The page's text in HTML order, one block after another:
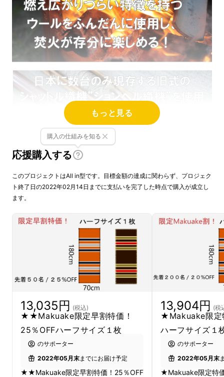
何年先も愛したい、本物のブ
ランケットを。
リビングで、キャンプの焚火に、テント泊の際
に、ドライブ中の車の中で。いろんな場面にあ
ると活躍する本物のウールブランケットの好評
第二弾です。2タイプのサイズ、2カラー展開
です
もっと見る
応援購入する
購入の仕組みを知る
このプロジェクトはAll in型です。目標金額の達成に関わらず、プロジェク
ト終了日の2022年02月14日までに支払いを完了した時点で購入が成立し
ます。
13,035円 (税込)
★★Makuake限定早割特価！
25％OFFハーフサイズ１枚
のサポーター
2022年05月末までにお届け予定
★★Makuake限定早割特価！25％OFF
13,904円 (税
★Makuake限定
ハーフサイズ１
のサポーター
2022年05月末
★Makuake限定特